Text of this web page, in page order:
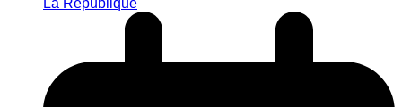
La République